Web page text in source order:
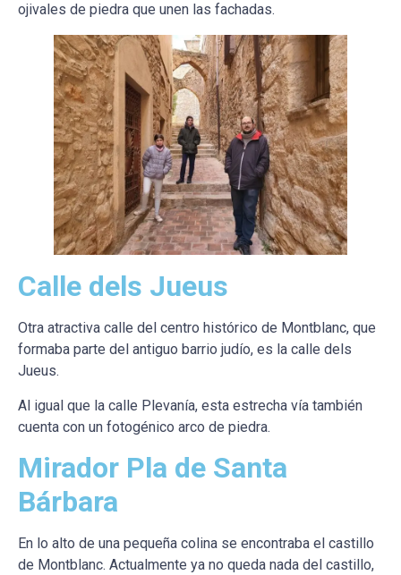
ojivales de piedra que unen las fachadas.
Calle dels Jueus
Otra atractiva calle del centro histórico de Montblanc, que
formaba parte del antiguo barrio judío, es la calle dels
Jueus.
Al igual que la calle Plevanía, esta estrecha vía también
cuenta con un fotogénico arco de piedra.
Mirador Pla de Santa
Bárbara
En lo alto de una pequeña colina se encontraba el castillo
de Montblanc. Actualmente ya no queda nada del castillo,